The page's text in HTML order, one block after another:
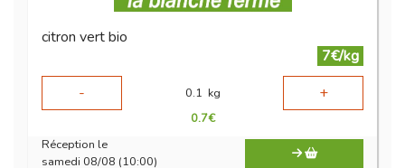
citron vert bio
7€/kg
-
0.1 kg +
0.7€
Réception le
samedi 08/08 (10:00)